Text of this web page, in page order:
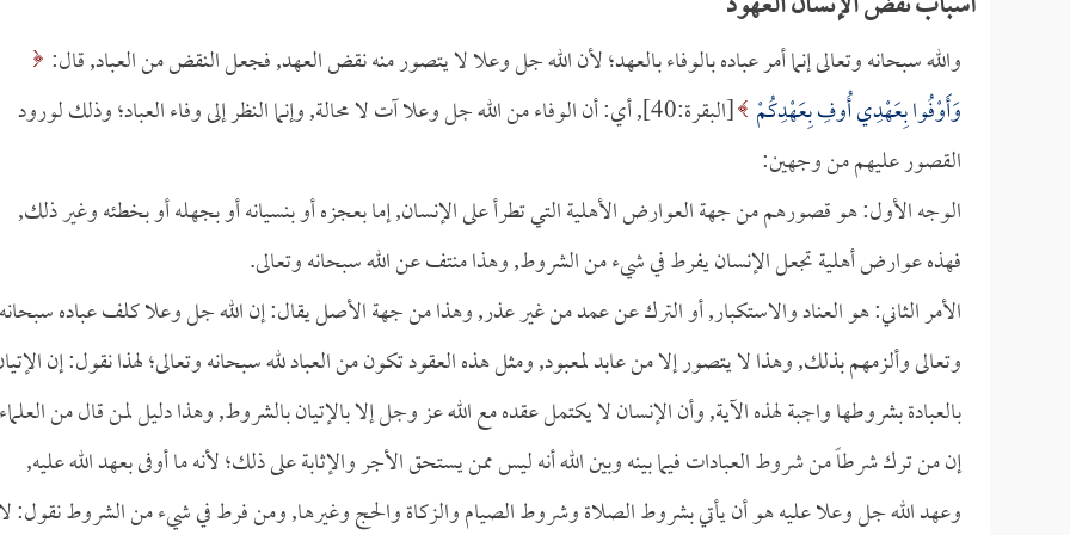
والله سبحانه وتعالى إنما أمر عباده بالوفاء بالعهد؛ لأن الله جل وعلا لا يتصور منه نقض العهد, فجعل النقض من العباد, قال:
وَأَوْفُوا بِعَهْدِي أُوفِ بِعَهْدِكُمْ
[البقرة:40], أي: أن الوفاء من الله جل وعلا آت لا محالة, وإنما النظر إلى وفاء العباد؛ وذلك لورود
القصور عليهم من وجهين:
الوجه الأول: هو قصورهم من جهة العوارض الأهلية التي تطرأ على الإنسان, إما بعجزه أو بنسيانه أو بجهله أو بخطئه وغير ذلك,
فهذه عوارض أهلية تجعل الإنسان يفرط في شيء من الشروط, وهذا منتف عن الله سبحانه وتعالى.
الأمر الثاني: هو العناد والاستكبار, أو الترك عن عمد من غير عذر, وهذا من جهة الأصل يقال: إن الله جل وعلا كلف عباده
وتعالى وألزمهم بذلك, وهذا لا يتصور إلا من عابد لمعبود, ومثل هذه العقود تكون من العباد لله سبحانه وتعالى؛ لهذا نقول: إن
بالعبادة بشروطها واجبة لهذه الآية, وأن الإنسان لا يكتمل عقده مع الله عز وجل إلا بالإتيان بالشروط, وهذا دليل لمن قال من
إن من ترك شرطاً من شروط العبادات فيما بينه وبين الله أنه ليس ممن يستحق الأجر والإثابة على ذلك؛ لأنه ما أوفى بعهد الله عليه,
وعهد الله جل وعلا عليه هو أن يأتي بشروط الصلاة وشروط الصيام والزكاة والحج وغيرها, ومن فرط في شيء من الشروط نقول: